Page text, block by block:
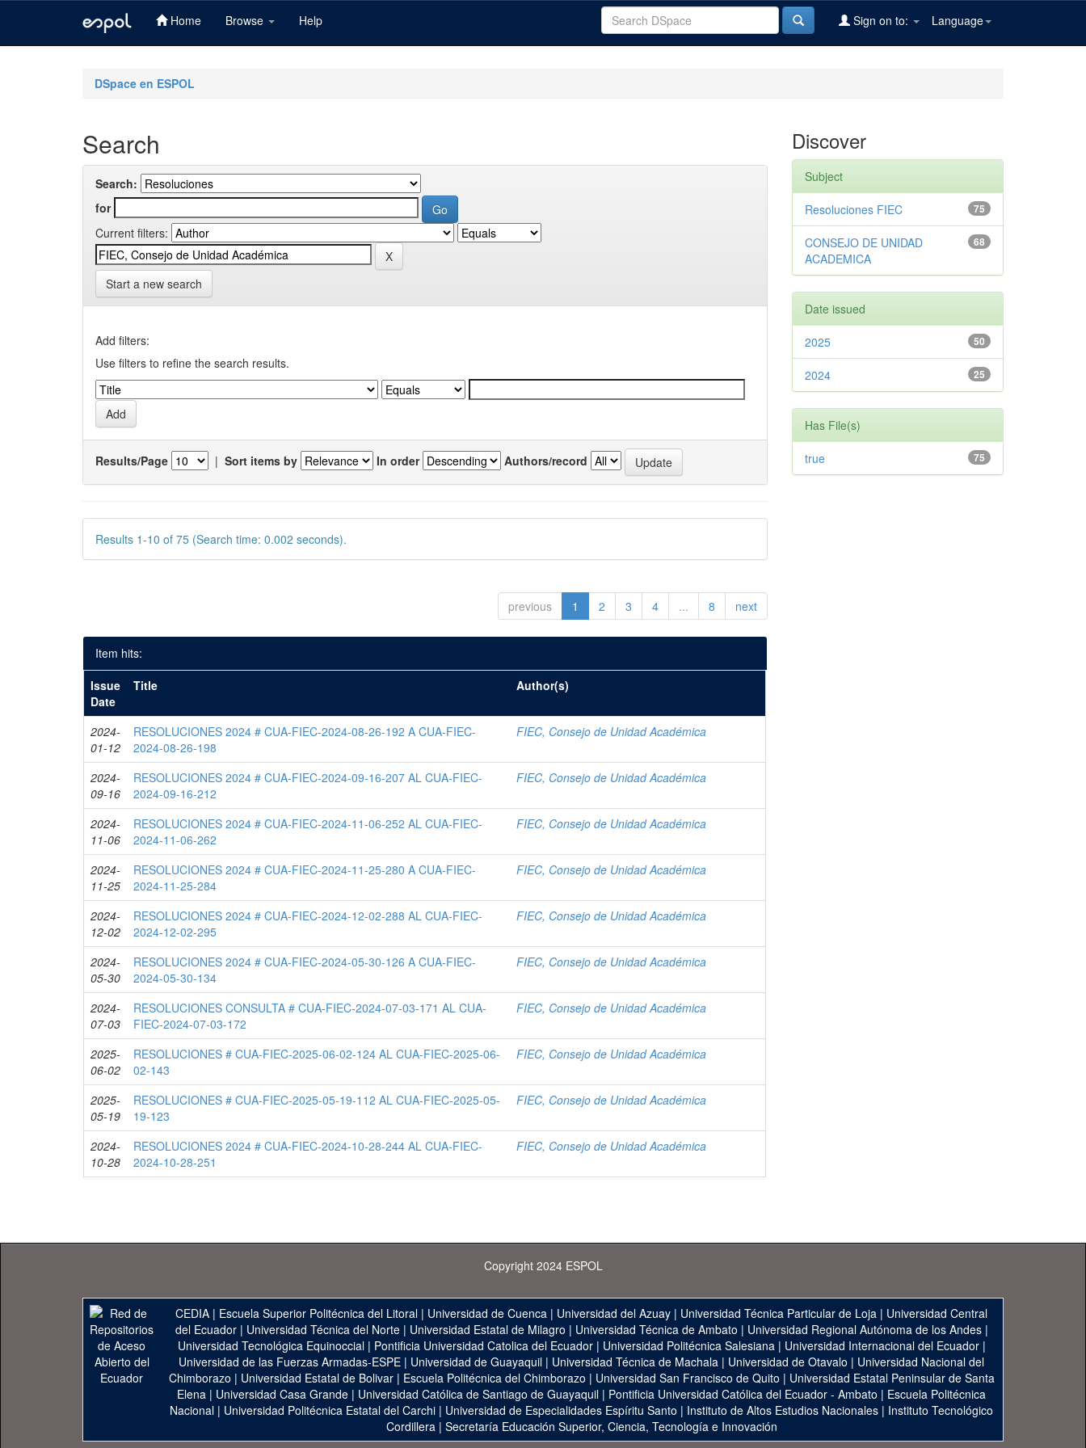
Home Browse Help Language
Sign on to:
DSpace en ESPOL
Search
Search:
for
Current filters:
Start a new search
Add filters:
Use filters to refine the search results.
Results/Page | Sort items by In order Authors/record
Results 1-10 of 75 (Search time: 0.002 seconds).
previous 1 2 3 4 ... 8 next
Item hits:
Issue
Date
Title Author(s)
2024-
01-12
RESOLUCIONES 2024 # CUA-FIEC-2024-08-26-192 A CUA-FIEC-
2024-08-26-198
FIEC, Consejo de Unidad Académica
2024-
09-16
RESOLUCIONES 2024 # CUA-FIEC-2024-09-16-207 AL CUA-FIEC-
2024-09-16-212
FIEC, Consejo de Unidad Académica
2024-
11-06
RESOLUCIONES 2024 # CUA-FIEC-2024-11-06-252 AL CUA-FIEC-
2024-11-06-262
FIEC, Consejo de Unidad Académica
2024-
11-25
RESOLUCIONES 2024 # CUA-FIEC-2024-11-25-280 A CUA-FIEC-
2024-11-25-284
FIEC, Consejo de Unidad Académica
2024-
12-02
RESOLUCIONES 2024 # CUA-FIEC-2024-12-02-288 AL CUA-FIEC-
2024-12-02-295
FIEC, Consejo de Unidad Académica
2024-
05-30
RESOLUCIONES 2024 # CUA-FIEC-2024-05-30-126 A CUA-FIEC-
2024-05-30-134
FIEC, Consejo de Unidad Académica
2024-
07-03
RESOLUCIONES CONSULTA # CUA-FIEC-2024-07-03-171 AL CUA-
FIEC-2024-07-03-172
FIEC, Consejo de Unidad Académica
2025-
06-02
RESOLUCIONES # CUA-FIEC-2025-06-02-124 AL CUA-FIEC-2025-06-
02-143
FIEC, Consejo de Unidad Académica
2025-
05-19
RESOLUCIONES # CUA-FIEC-2025-05-19-112 AL CUA-FIEC-2025-05-
19-123
FIEC, Consejo de Unidad Académica
2024-
10-28
RESOLUCIONES 2024 # CUA-FIEC-2024-10-28-244 AL CUA-FIEC-
2024-10-28-251
FIEC, Consejo de Unidad Académica
Discover
Subject
75
Resoluciones FIEC
68
CONSEJO DE UNIDAD
ACADEMICA
Date issued
50
2025
25
2024
Has File(s)
75
true
Copyright 2024 ESPOL
CEDIA | Escuela Superior Politécnica del Litoral | Universidad de Cuenca | Universidad del Azuay | Universidad Técnica Particular de Loja | Universidad Central
del Ecuador| Universidad Técnica del Norte| Universidad Estatal de Milagro | Universidad Técnica de Ambato | Universidad Regional Autónoma de los Andes|
Universidad Tecnológica Equinoccial| Pontificia Universidad Catolica del Ecuador| Universidad Politécnica Salesiana| Universidad Internacional del Ecuador|
Universidad de las Fuerzas Armadas-ESPE | Universidad de Guayaquil | Universidad Técnica de Machala | Universidad de Otavalo | Universidad Nacional del
Chimborazo | Universidad Estatal de Bolivar| Escuela Politécnica del Chimborazo | Universidad San Francisco de Quito | Universidad Estatal Peninsular de Santa
Elena | Universidad Casa Grande | Universidad Católica de Santiago de Guayaquil | Pontificia Universidad Católica del Ecuador - Ambato | Escuela Politécnica
Nacional | Universidad Politécnica Estatal del Carchi | Universidad de Especialidades Espíritu Santo | Instituto de Altos Estudios Nacionales | Instituto Tecnológico
Cordillera| Secretaría Educación Superior, Ciencia, Tecnología e Innovación